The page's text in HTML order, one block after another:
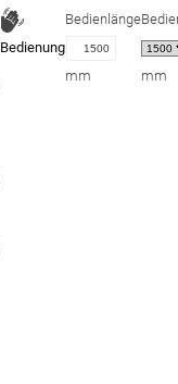
Bedienung
Bedienlänge
mm mm